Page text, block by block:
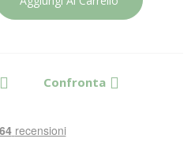
Confronta